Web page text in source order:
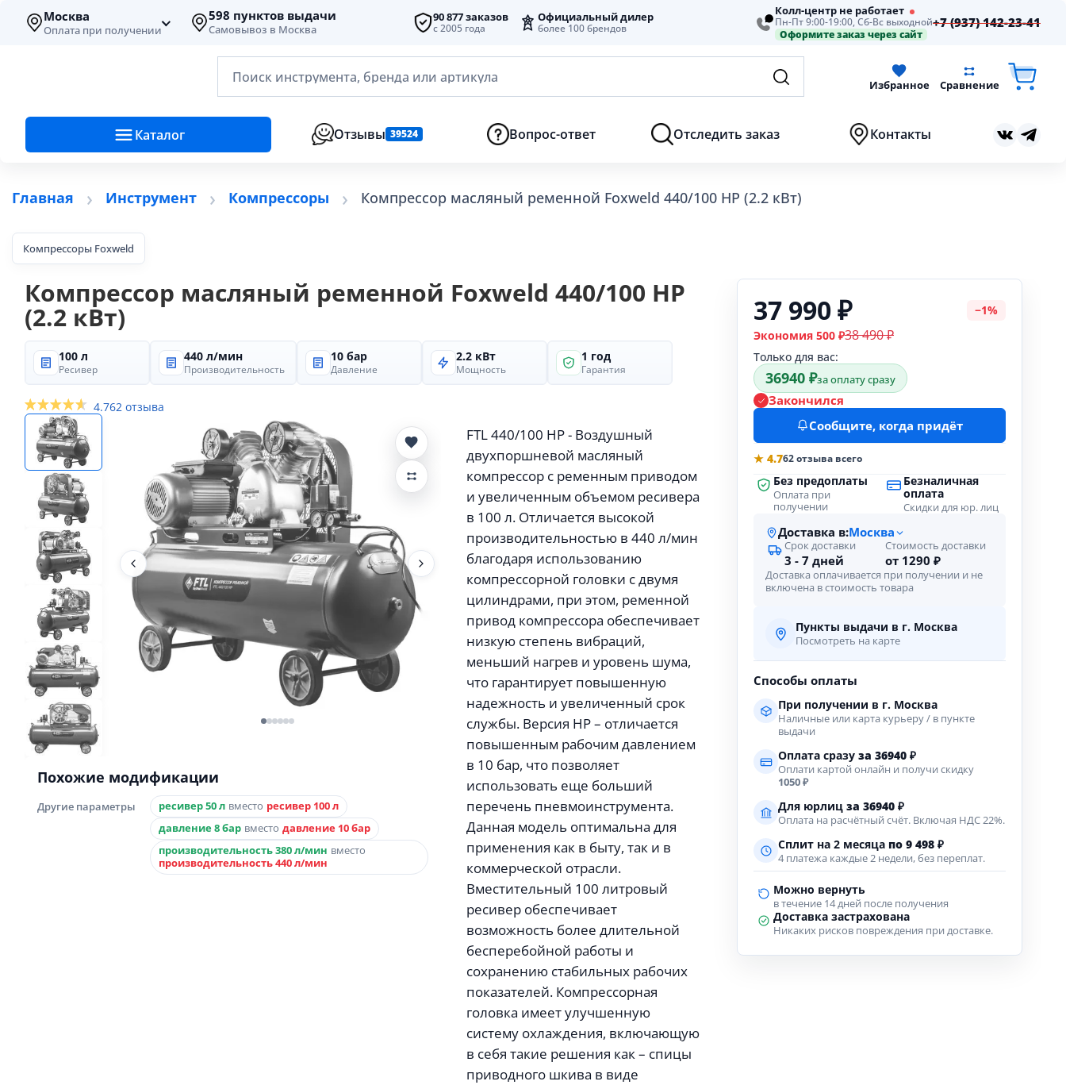
Москва
Оплата при получении
598 пунктов выдачи
Самовывоз в Москва
90 877 заказов
с 2005 года
Официальный дилер
более 100 брендов
Колл-центр не работает
Пн-Пт 9:00-19:00, Сб-Вс выходной
Оформите заказ через сайт
+7 (937) 142-23-41
Поиск инструмента, бренда или артикула Избранное Сравнение
Каталог Отзывы 39524 Вопрос-ответ Отследить заказ Контакты
Главная Инструмент Компрессоры Компрессор масляный ременной Foxweld 440/100 HP (2.2 кВт)
Компрессоры Foxweld
Компрессор масляный ременной Foxweld 440/100 HP
(2.2 кВт)
100 л
Ресивер
440 л/мин
Производительность
10 бар
Давление
2.2 кВт
Мощность
1 год
Гарантия
4.762 отзыва
Похожие модификации
Другие параметры ресивер 50 л вместо ресивер 100 л
давление 8 бар вместо давление 10 бар
производительность 380 л/мин вместо
производительность 440 л/мин
FTL 440/100 HP - Воздушный
двухпоршневой масляный
компрессор с ременным приводом
и увеличенным объемом ресивера
в 100 л. Отличается высокой
производительностью в 440 л/мин
благодаря использованию
компрессорной головки с двумя
цилиндрами, при этом, ременной
привод компрессора обеспечивает
низкую степень вибраций,
меньший нагрев и уровень шума,
что гарантирует повышенную
надежность и увеличенный срок
службы. Версия HP – отличается
повышенным рабочим давлением
в 10 бар, что позволяет
использовать еще больший
перечень пневмоинструмента.
Данная модель оптимальна для
применения как в быту, так и в
коммерческой отрасли.
Вместительный 100 литровый
ресивер обеспечивает
возможность более длительной
бесперебойной работы и
сохранению стабильных рабочих
показателей. Компрессорная
головка имеет улучшенную
систему охлаждения, включающую
в себя такие решения как – спицы
приводного шкива в виде
37 990 ₽ −1%
38 490 ₽
Экономия 500 ₽
Только для вас:
36940 ₽за оплату сразу
Закончился
Сообщите, когда придёт
★ 4.762 отзыва всего
Без предоплаты
Оплата при
получении
Безналичная
оплата
Скидки для юр. лиц
Доставка в:Москва
Срок доставки
3 - 7 дней
Стоимость доставки
от 1290 ₽
Доставка оплачивается при получении и не
включена в стоимость товара
Пункты выдачи в г. Москва
Посмотреть на карте
Способы оплаты
При получении в г. Москва
Наличные или карта курьеру / в пункте
выдачи
Оплата сразу за 36940 ₽
Оплати картой онлайн и получи скидку
1050 ₽
Для юрлиц за 36940 ₽
Оплата на расчётный счёт. Включая НДС 22%.
Сплит на 2 месяца по 9 498 ₽
4 платежа каждые 2 недели, без переплат.
Можно вернуть
в течение 14 дней после получения
Доставка застрахована
Никаких рисков повреждения при доставке.